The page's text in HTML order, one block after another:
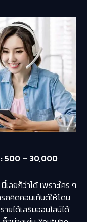
500 – 30,000
ลยก็ว่าได้ เพราะใคร ๆ
ถคิดคอนเท้นต์ให้โดน
ยได้เสริมออนไลน์ได้